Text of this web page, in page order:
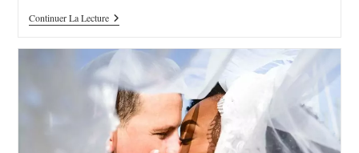
Continuer La LectureMariage
D’Aline
Yohan
:
Un
Jour
D’Amour
Entre
Montussan
Et